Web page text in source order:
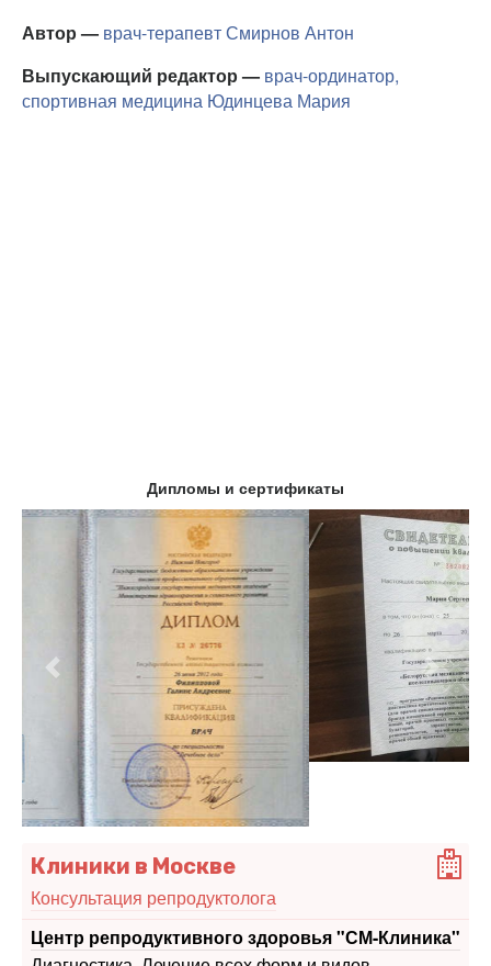
Автор — врач-терапевтСмирнов Антон
Выпускающий редактор — врач-ординатор,
спортивная медицина Юдинцева Мария
Дипломы и сертификаты
Предыдущий
Клиники в Москве
Консультация репродуктолога
Центр репродуктивного здоровья "СМ-Клиника"
Диагностика. Лечение всех форм и видов
Москва, пер. Расковой, 14